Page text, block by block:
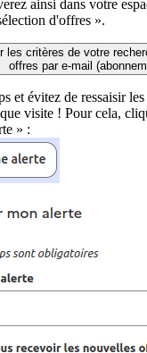
ainsi dans votre
d'offres ».
les critères de votre
offres par e-mail
et évitez de ressaisir
visite ! Pour cela,
» :